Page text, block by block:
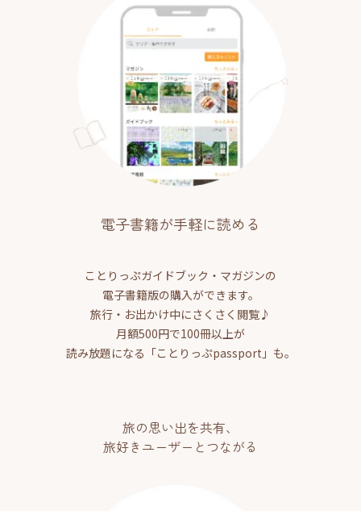
電子書籍が手軽に読める
ことりっぷガイドブック・マガジンの
電子書籍版の購入ができます。
旅行・お出かけ中にさくさく閲覧♪
月額500円で100冊以上が
読み放題になる「ことりっぷpassport」も。
旅の思い出を共有、
旅好きユーザーとつながる